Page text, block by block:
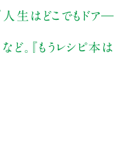
生はどこでもドア―
。『もうレシピ本は